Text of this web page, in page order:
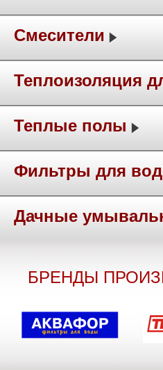
Смесители
Теплоизоляция
Теплые полы
Фильтры для
Дачные
БРЕНДЫ